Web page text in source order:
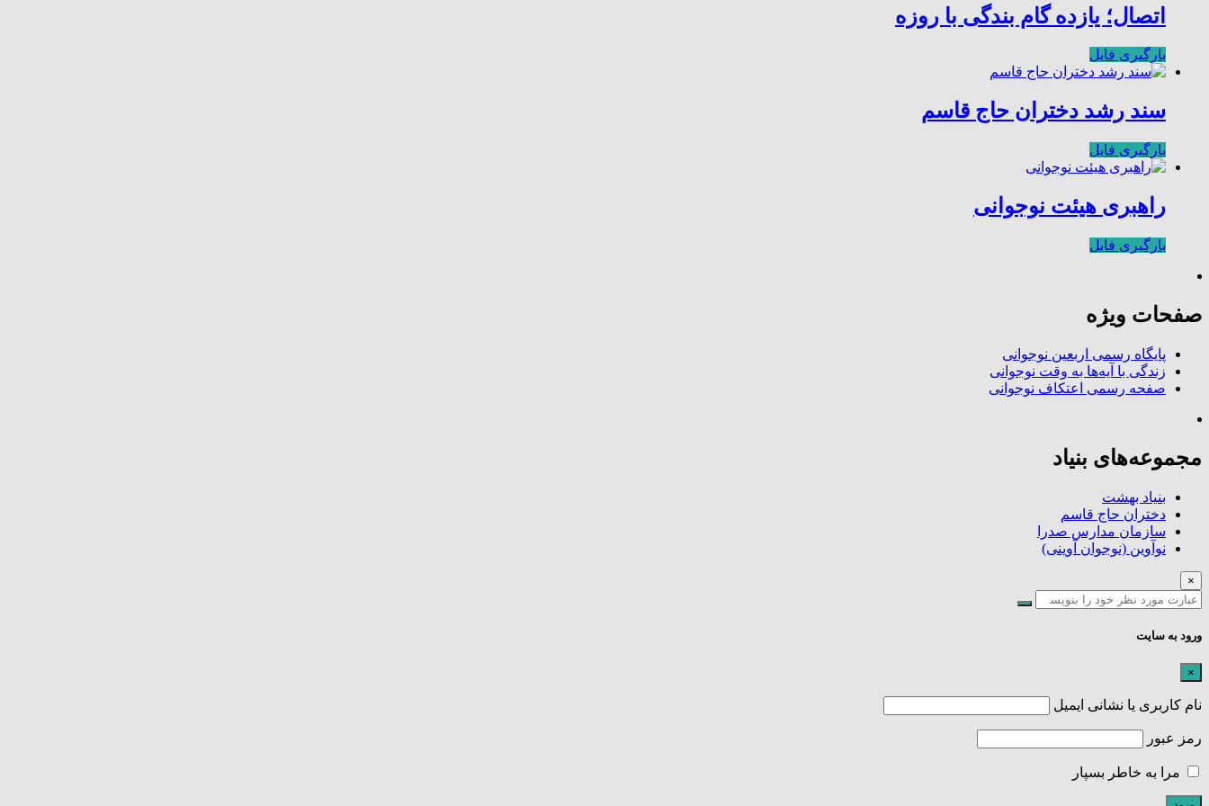
اتصال؛ یازده گام بندگی با روزه
بارگیری فایل
سند رشد دختران حاج قاسم
بارگیری فایل
راهبری هیئت نوجوانی
بارگیری فایل
صفحات ویژه
پایگاه رسمی اربعین نوجوانی
زندگی با آیه‌ها به وقت نوجوانی
صفحه رسمی اعتکاف نوجوانی
مجموعه‌های بنیاد
بنیاد بهشت
دختران حاج قاسم
سازمان مدارس صدرا
نوآوین (نوجوان آوینی)
×
ورود به سایت
×
نام کاربری یا نشانی ایمیل
رمز عبور
مرا به خاطر بسپار